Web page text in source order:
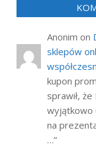
Anonim on
sklepów
kupon
sprawił, że
wyjątkowo
na
…”